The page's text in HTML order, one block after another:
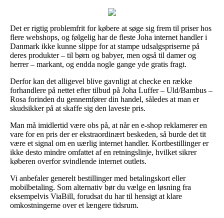
Det er rigtig problemfrit for købere at søge sig frem til priser hos
flere webshops, og følgelig har de fleste Joha internet handler i
Danmark ikke kunne slippe for at stampe udsalgspriserne på
deres produkter – til børn og babyer, men også til damer og
herrer – markant, og endda nogle gange yde gratis fragt.
Derfor kan det alligevel blive gavnligt at checke en række
forhandlere på nettet efter tilbud på Joha Luffer – Uld/Bambus –
Rosa forinden du gennemfører din handel, således at man er
skudsikker på at skaffe sig den laveste pris.
Man må imidlertid være obs på, at når en e-shop reklamerer en
vare for en pris der er ekstraordinært beskeden, så burde det tit
være et signal om en uærlig internet handler. Kortbestillinger er
ikke desto mindre omfattet af en retningslinje, hvilket sikrer
køberen overfor svindlende internet outlets.
Vi anbefaler generelt bestillinger med betalingskort eller
mobilbetaling. Som alternativ bør du vælge en løsning fra
eksempelvis ViaBill, forudsat du har til hensigt at klare
omkostningerne over et længere tidsrum.